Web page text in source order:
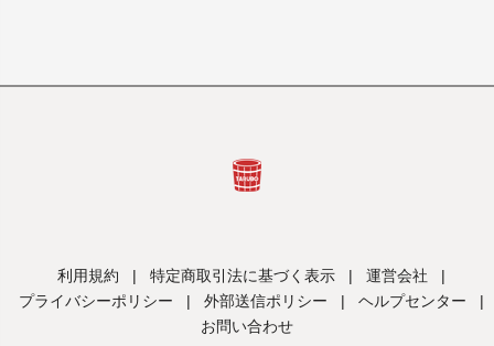
利用規約 | 特定商取引法に基づく表示 | 運営会社
|
プライバシーポリシー
| 外部送信ポリシー | ヘルプセンター
|
お問い合わせ